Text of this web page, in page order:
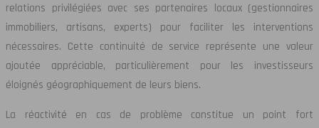
relations privilégiées avec ses partenaires locaux (gestionnaires
immobiliers, artisans, experts) pour faciliter les interventions
nécessaires. Cette continuité de service représente une valeur
ajoutée appréciable, particulièrement pour les investisseurs
éloignés géographiquement de leurs biens.
La réactivité en cas de problème constitue un point fort